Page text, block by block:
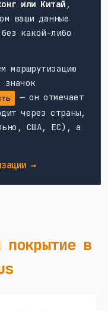
или Китай ,
ваши данные
какой-либо
маршрутизацию
— он отмечает
через страны,
США, ЕС), а
→
покрытие в